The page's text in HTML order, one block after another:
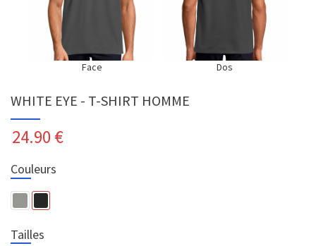
Face Dos
WHITE EYE - T-SHIRT HOMME
24.90 €
Couleurs
Tailles